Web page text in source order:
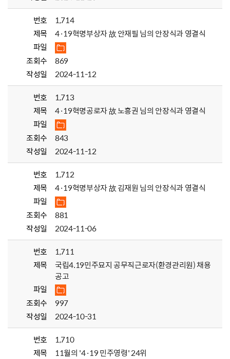
번호
1,714
제목
4·19혁명부상자 故 안재필 님의 안장식과 영결식
파일
조회수
869
작성일
2024-11-12
번호
1,713
제목
4·19혁명공로자 故 노흥권 님의 안장식과 영결식
파일
조회수
843
작성일
2024-11-12
번호
1,712
제목
4·19혁명부상자 故 김재원 님의 안장식과 영결식
파일
조회수
881
작성일
2024-11-06
번호
1,711
제목
국립4.19민주묘지 공무직근로자(환경관리원) 채용
공고
파일
조회수
997
작성일
2024-10-31
번호
1,710
제목
11월의 '4·19 민주영령' 24위